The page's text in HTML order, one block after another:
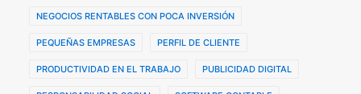
NEGOCIOS RENTABLES CON POCA INVERSIÓN
PEQUEÑAS EMPRESAS PERFIL DE CLIENTE
PRODUCTIVIDAD EN EL TRABAJO PUBLICIDAD DIGITAL